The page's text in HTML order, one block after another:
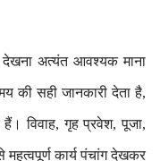
अत्यंत आवश्यक माना
की सही जानकारी देता है,
विवाह, गृह प्रवेश, पूजा,
महत्वपूर्ण कार्य पंचांग देखकर